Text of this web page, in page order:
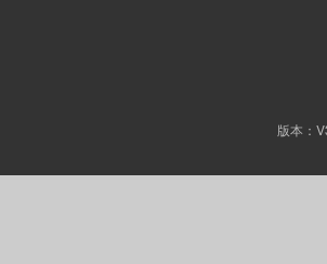
版本：